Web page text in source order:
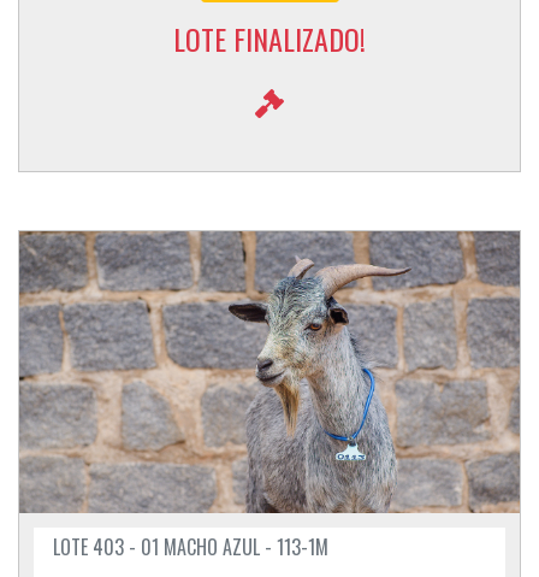
LOTE FINALIZADO!
LOTE 403 - 01 MACHO AZUL - 113-1M